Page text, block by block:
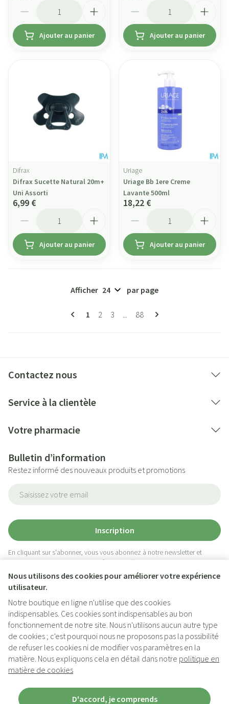
Nous utilisons des cookies pour améliorer votre expérience
utilisateur.
Notre boutique en ligne n'utilise que des cookies
indispensables. Ces cookies sont indispensables au bon
fonctionnement de notre site. Nous n'utilisons aucun autre type
de cookies ; c'est pourquoi nous ne proposons pas la possibilité
de refuser les cookies ni de modifier vos paramètres en la
matière. Nous expliquons cela en détail dans notre politique en
matière de cookies
D'accord, je comprends
Ajouter au panier Ajouter au panier
Difrax
Difrax Sucette Natural 20m+
Uni Assorti
6,99 €
Ajouter au panier
Uriage
Uriage Bb 1ere Creme
Lavante 500ml
18,22 €
Ajouter au panier
Pages
Vous lisez actuellement la page
1 Page
2 Page
3 ... Page
88
Afficher par page
Contactez nous
Service à la clientèle
Votre pharmacie
Bulletin d’information
Restez informé des nouveaux produits et promotions
Inscription
En cliquant sur s'abonner, vous vous abonnez à notre newsletter et
acceptez notrepolitique de confidentialité.
Liens légaux